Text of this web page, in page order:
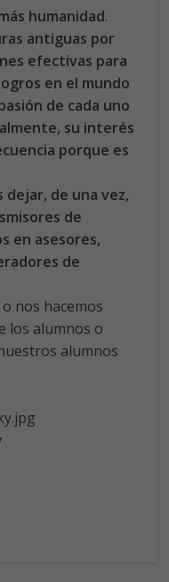
humanidad.
antiguas por
efectivas para
en el mundo
de cada uno
su interés
porque es
dejar, de una vez,
de
en asesores,
de
nos hacemos
los alumnos o
alumnos